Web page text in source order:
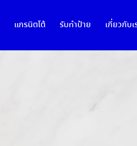
แกรนิตโต้ รับทำป้าย เกี่ยวกับเ